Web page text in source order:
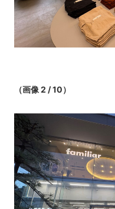
（画像 2 / 10）